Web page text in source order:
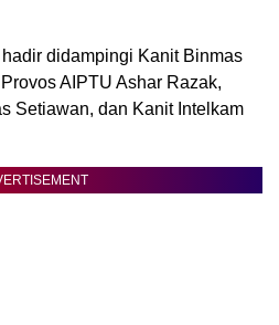
didampingi Kanit Binmas
AIPTU Ashar Razak,
Setiawan, dan Kanit Intelkam